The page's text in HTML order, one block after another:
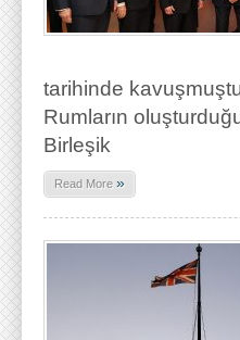
tarihinde
Rumların
Birleşik
Read More »